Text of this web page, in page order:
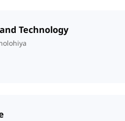
Technology